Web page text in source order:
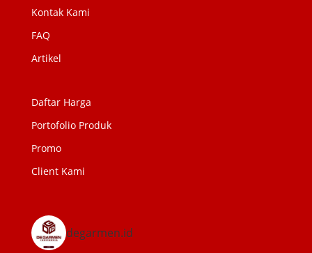
Kontak Kami
FAQ
Artikel
Daftar Harga
Portofolio Produk
Promo
Client Kami
degarmen.id